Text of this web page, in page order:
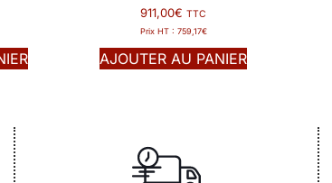
911,00€ TTC
Prix HT : 759,17€
AJOUTER AU PANIER